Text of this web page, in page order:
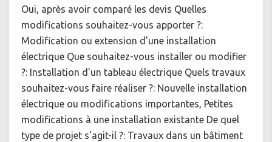
Oui, après avoir comparé les devis Quelles
modifications souhaitez-vous apporter ?:
Modification ou extension d'une installation
électrique Que souhaitez-vous installer ou modifier
?: Installation d'un tableau électrique Quels travaux
souhaitez-vous faire réaliser ?: Nouvelle installation
électrique ou modifications importantes, Petites
modifications à une installation existante De quel
type de projet s'agit-il ?: Travaux dans un bâtiment